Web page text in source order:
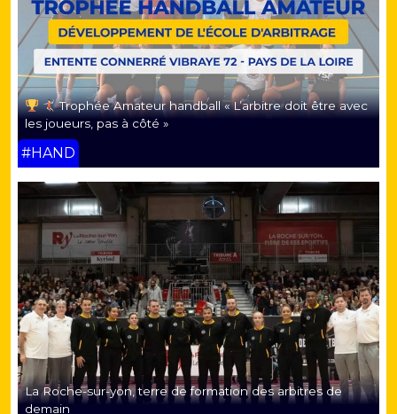
Trophée Amateur handball « L’arbitre doit être avec
les joueurs, pas à côté »
#HAND
La Roche-sur-yon, terre de formation des arbitres de
demain